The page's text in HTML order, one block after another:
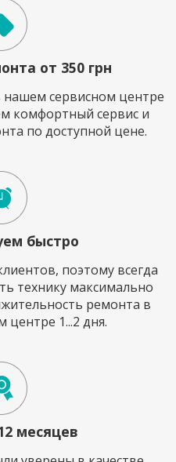
от 350 грн
сервисном центре
комфортный сервис и
по доступной цене.
быстро
поэтому всегда
технику максимально
ремонта в
1...2 дня.
месяцев